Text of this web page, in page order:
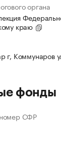
органа
краю
г, Коммунаров
фонды
СФР